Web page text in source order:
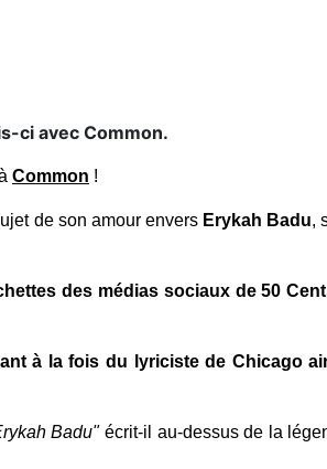
ci avec Common.
Common !
de son amour envers Erykah Badu,
des médias sociaux de 50
à la fois du lyriciste de Chicago
Badu"écrit-il au-dessus de la